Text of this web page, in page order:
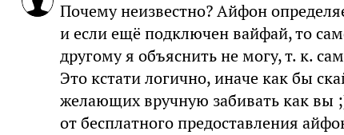
Почему неизвестно? Айфон
и если ещё подключен вайфай, то
другому я объяснить не могу, т. к.
Это кстати логично, иначе как бы
желающих вручную забивать как вы
от бесплатного предоставления